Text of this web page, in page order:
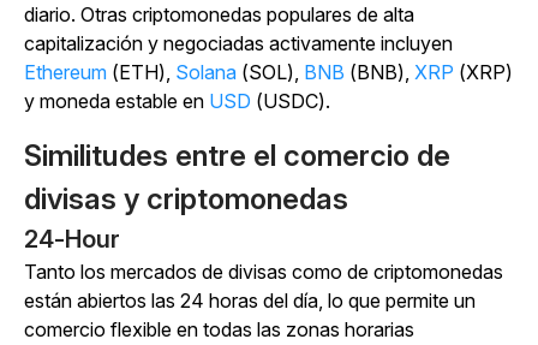
diario. Otras criptomonedas populares de alta
capitalización y negociadas activamente incluyen
Ethereum (ETH), Solana (SOL), BNB (BNB), XRP (XRP)
y moneda estable en USD (USDC).
Similitudes entre el comercio de
divisas y criptomonedas
24-Hour
Tanto los mercados de divisas como de criptomonedas
están abiertos las 24 horas del día, lo que permite un
comercio flexible en todas las zonas horarias